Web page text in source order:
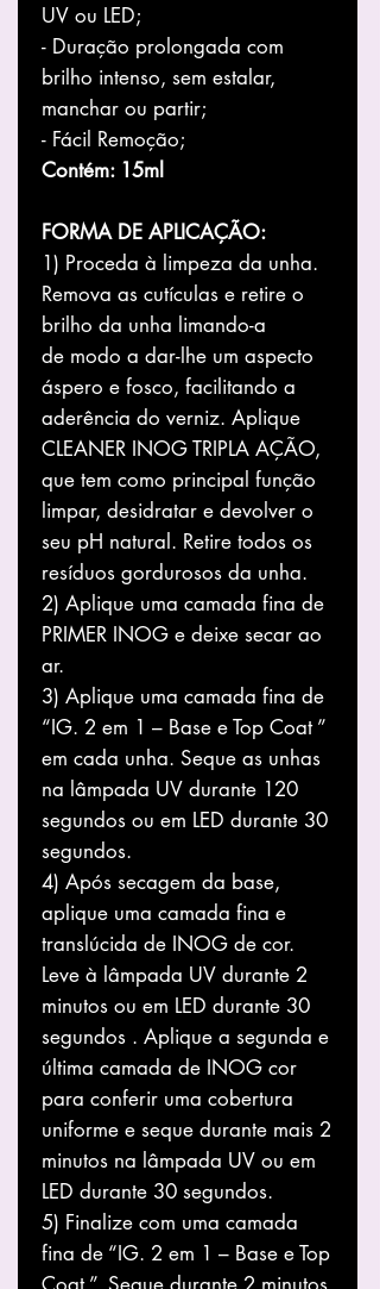
UV ou LED;
- Duração prolongada com
brilho intenso, sem estalar,
manchar ou partir;
- Fácil Remoção;
Contém: 15ml
FORMA DE APLICAÇÃO:
1) Proceda à limpeza da unha.
Remova as cutículas e retire o
brilho da unha limando-a
de modo a dar-lhe um aspecto
áspero e fosco, facilitando a
aderência do verniz. Aplique
CLEANER INOG TRIPLA AÇÃO,
que tem como principal função
limpar, desidratar e devolver o
seu pH natural. Retire todos os
resíduos gordurosos da unha.
2) Aplique uma camada fina de
PRIMER INOG e deixe secar ao
ar.
3) Aplique uma camada fina de
“IG. 2 em 1 – Base e Top Coat ”
em cada unha. Seque as unhas
na lâmpada UV durante 120
segundos ou em LED durante 30
segundos.
4) Após secagem da base,
aplique uma camada fina e
translúcida de INOG de cor.
Leve à lâmpada UV durante 2
minutos ou em LED durante 30
segundos . Aplique a segunda e
última camada de INOG cor
para conferir uma cobertura
uniforme e seque durante mais 2
minutos na lâmpada UV ou em
LED durante 30 segundos.
5) Finalize com uma camada
fina de “IG. 2 em 1 – Base e Top